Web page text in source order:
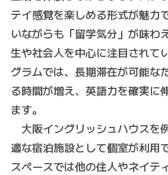
テイ感覚を楽しめる形式が魅力
いながらも「留学気分」が味わ
生や社会人を中心に注目されて
グラムでは、長期滞在が可能な
る時間が増え、英語力を確実に
ます。
大阪イングリッシュハウスを
適な宿泊施設として個室が利用
スペースでは他の住人やネイテ